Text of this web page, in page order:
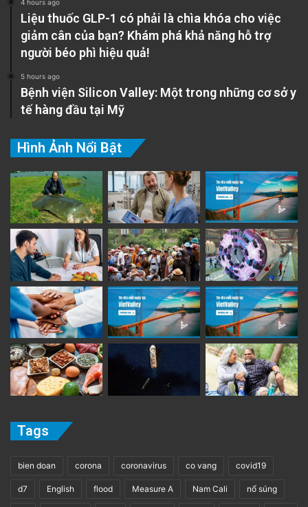
4 hours ago
Liệu thuốc GLP-1 có phải là chìa khóa cho việc
giảm cân của bạn? Khám phá khả năng hỗ trợ
người béo phì hiệu quả!
5 hours ago
Bệnh viện Silicon Valley: Một trong những cơ sở y
tế hàng đầu tại Mỹ
Hình Ảnh Nổi Bật
Tags
bien doan corona coronavirus co vang covid19
d7 English flood Measure A Nam Cali nổ súng